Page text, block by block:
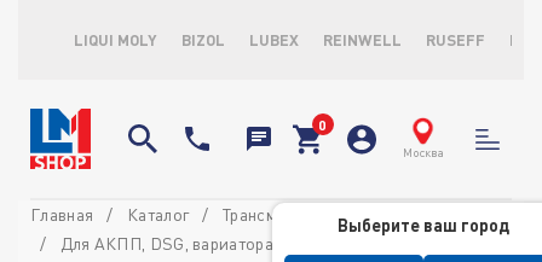
LIQUI MOLY BIZOL LUBEX REINWELL RUSEFF
Москва
Выберите ваш город
Главная Каталог
Трансмиссионные масла и ATF
Для АКПП, DSG, вариатора и ГУР